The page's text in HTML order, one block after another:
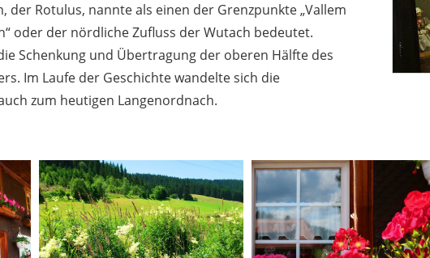
der Rotulus, nannte als einen der Grenzpunkte „Vallem
oder der nördliche Zufluss der Wutach bedeutet.
Schenkung und Übertragung der oberen Hälfte des
Im Laufe der Geschichte wandelte sich die
zum heutigen Langenordnach.